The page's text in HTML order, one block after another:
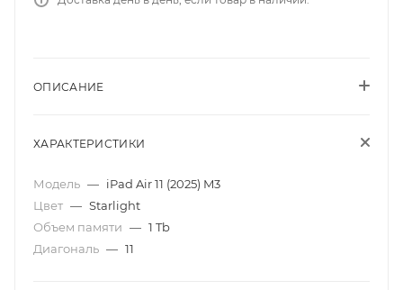
ОПИСАНИЕ
ХАРАКТЕРИСТИКИ
Модель — iPad Air 11 (2025) M3
Цвет — Starlight
Объем памяти — 1 Tb
Диагональ — 11